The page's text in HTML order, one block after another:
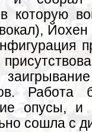
которую
опусы, и
сошла с